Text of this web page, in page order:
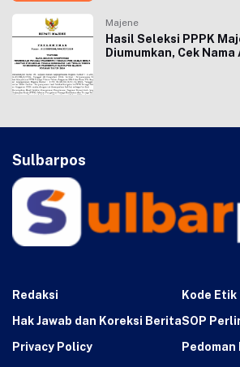
Majene
Hasil Seleksi PPPK
Diumumkan, Cek
Sulbarpos
Redaksi
Kode Etik
Hak Jawab dan Koreksi BeritaSOP
Privacy Policy